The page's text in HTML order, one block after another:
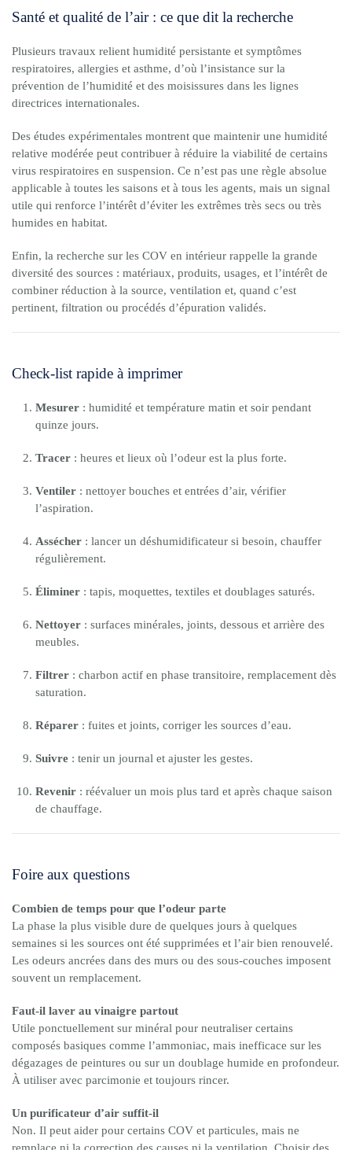
Santé et qualité de l’air : ce que dit la recherche
Plusieurs travaux relient humidité persistante et symptômes
respiratoires, allergies et asthme, d’où l’insistance sur la
prévention de l’humidité et des moisissures dans les lignes
directrices internationales.
Des études expérimentales montrent que maintenir une humidité
relative modérée peut contribuer à réduire la viabilité de certains
virus respiratoires en suspension. Ce n’est pas une règle absolue
applicable à toutes les saisons et à tous les agents, mais un signal
utile qui renforce l’intérêt d’éviter les extrêmes très secs ou très
humides en habitat.
Enfin, la recherche sur les COV en intérieur rappelle la grande
diversité des sources : matériaux, produits, usages, et l’intérêt de
combiner réduction à la source, ventilation et, quand c’est
pertinent, filtration ou procédés d’épuration validés.
Check-list rapide à imprimer
Mesurer : humidité et température matin et soir pendant
quinze jours.
Tracer : heures et lieux où l’odeur est la plus forte.
Ventiler : nettoyer bouches et entrées d’air, vérifier
l’aspiration.
Assécher : lancer un déshumidificateur si besoin, chauffer
régulièrement.
Éliminer : tapis, moquettes, textiles et doublages saturés.
Nettoyer : surfaces minérales, joints, dessous et arrière des
meubles.
Filtrer : charbon actif en phase transitoire, remplacement dès
saturation.
Réparer : fuites et joints, corriger les sources d’eau.
Suivre : tenir un journal et ajuster les gestes.
Revenir : réévaluer un mois plus tard et après chaque saison
de chauffage.
Foire aux questions
Combien de temps pour que l’odeur parte
La phase la plus visible dure de quelques jours à quelques
semaines si les sources ont été supprimées et l’air bien renouvelé.
Les odeurs ancrées dans des murs ou des sous-couches imposent
souvent un remplacement.
Faut-il laver au vinaigre partout
Utile ponctuellement sur minéral pour neutraliser certains
composés basiques comme l’ammoniac, mais inefficace sur les
dégazages de peintures ou sur un doublage humide en profondeur.
À utiliser avec parcimonie et toujours rincer.
Un purificateur d’air suffit-il
Non. Il peut aider pour certains COV et particules, mais ne